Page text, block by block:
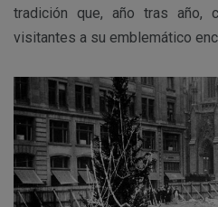
tradición que, año tras año,
visitantes a su emblemático